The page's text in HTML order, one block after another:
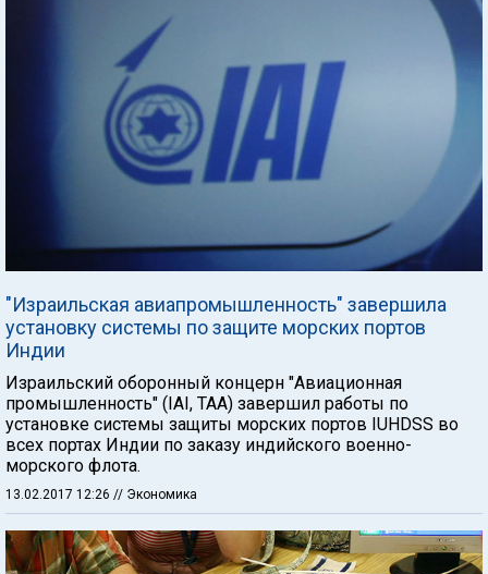
"Израильская авиапромышленность" завершила
установку системы по защите морских портов
Индии
Израильский оборонный концерн "Авиационная
промышленность" (IAI, ТАА) завершил работы по
установке системы защиты морских портов IUHDSS во
всех портах Индии по заказу индийского военно-
морского флота.
13.02.2017 12:26 // Экономика